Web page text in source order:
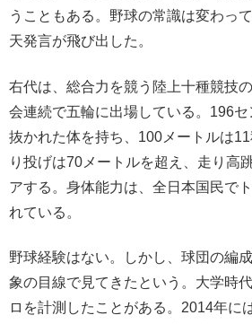
うこともある。野球の常識は変わっ
天発言が飛び出した。
右代は、総合力を競う陸上十種競技
会連続で五輪に出場している。196セ
抜かれた体を持ち、100メートルは
り投げは70メートルを超え、走り高
アする。身体能力は、全日本国民で
れている。
野球経験はない。しかし、球団の編
象の目線で見てきたという。大学時
ロを計測したことがある。2014年に